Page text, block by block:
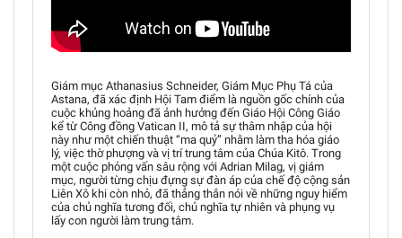
Giám mục Athanasius Schneider, Giám Mục Phụ Tá của
Astana, đã xác định Hội Tam điểm là nguồn gốc chính của
cuộc khủng hoảng đã ảnh hưởng đến Giáo Hội Công Giáo
kể từ Công đồng Vatican II, mô tả sự thâm nhập của hội
này như một chiến thuật “ma quỷ” nhằm làm tha hóa giáo
lý, việc thờ phượng và vị trí trung tâm của Chúa Kitô. Trong
một cuộc phỏng vấn sâu rộng với Adrian Milag, vị giám
mục, người từng chịu đựng sự đàn áp của chế độ cộng sản
Liên Xô khi còn nhỏ, đã thẳng thắn nói về những nguy hiểm
của chủ nghĩa tương đối, chủ nghĩa tự nhiên và phụng vụ
lấy con người làm trung tâm.